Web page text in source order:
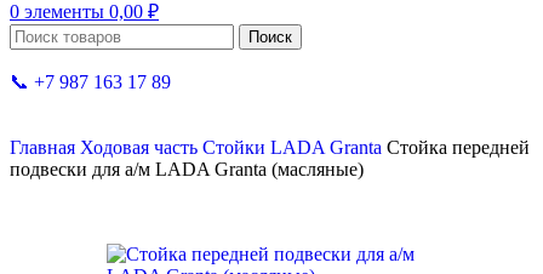
0 элементы 0,00 ₽
Поиск
📞 +7 987 163 17 89
Главная Ходовая часть Стойки LADA Granta Стойка передней
подвески для а/м LADA Granta (масляные)